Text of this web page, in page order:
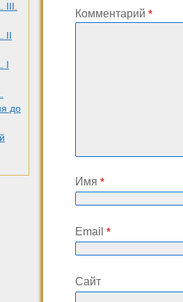
III.
II
I
до
Комментарий*
Имя*
Email*
Сайт